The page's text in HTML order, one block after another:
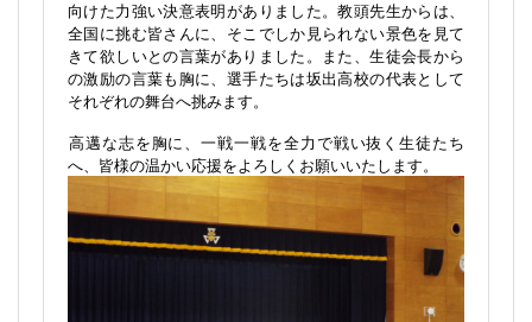
向けた力強い決意表明がありました。教頭先生からは、
全国に挑む皆さんに、そこでしか見られない景色を見て
きて欲しいとの言葉がありました。また、生徒会長から
の激励の言葉も胸に、選手たちは坂出高校の代表として
それぞれの舞台へ挑みます。
高邁な志を胸に、一戦一戦を全力で戦い抜く生徒たち
へ、皆様の温かい応援をよろしくお願いいたします。